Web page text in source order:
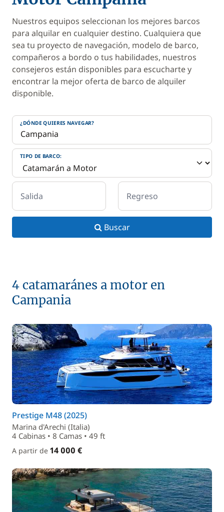
Nuestros equipos seleccionan los mejores barcos
para alquilar en cualquier destino. Cualquiera que
sea tu proyecto de navegación, modelo de barco,
compañeros a bordo o tus habilidades, nuestros
consejeros están disponibles para escucharte y
encontrar la mejor oferta de barco de alquiler
disponible.
¿DÓNDE QUIERES NAVEGAR?
TIPO DE BARCO:
Salida Regreso
Buscar
4 catamaránes a motor en
Campania
Prestige M48 (2025)
Marina d'Arechi (Italia)
4 Cabinas • 8 Camas • 49 ft
A partir de 14 000 €